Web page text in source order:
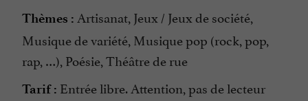
Thèmes : Artisanat, Jeux / Jeux de société,
Musique de variété, Musique pop (rock, pop,
rap, …), Poésie, Théâtre de rue
Tarif : Entrée libre. Attention, pas de lecteur